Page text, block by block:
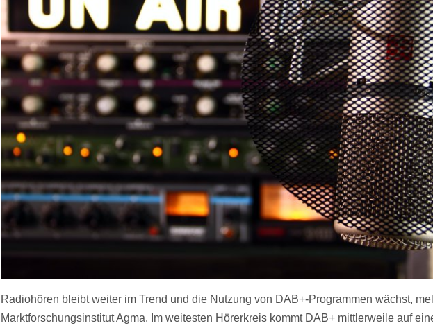
Radiohören bleibt weiter im Trend und die Nutzung von DAB+-Programmen wächst,
Marktforschungsinstitut Agma. Im weitesten Hörerkreis kommt DAB+ mittlerweile auf